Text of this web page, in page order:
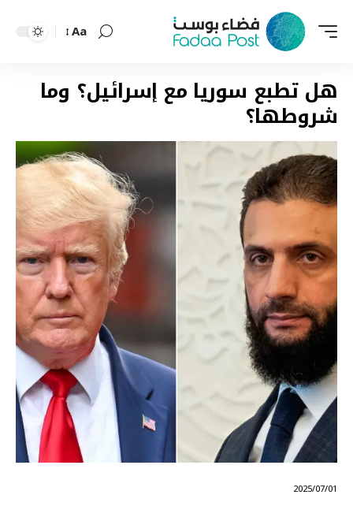
Font
Aa
هل تطبع سوريا مع إسرائيل؟ وما
شروطها؟
⠀ 2025/07/01